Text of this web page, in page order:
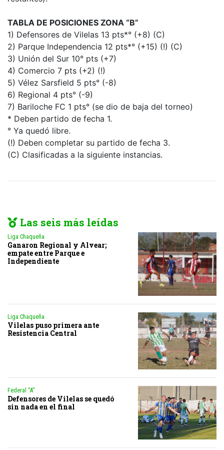
TABLA DE POSICIONES ZONA “B”
1) Defensores de Vilelas 13 pts*° (+8) (C)
2) Parque Independencia 12 pts*° (+15) (!) (C)
3) Unión del Sur 10° pts (+7)
4) Comercio 7 pts (+2) (!)
5) Vélez Sarsfield 5 pts° (-8)
6) Regional 4 pts° (-9)
7) Bariloche FC 1 pts° (se dio de baja del torneo)
* Deben partido de fecha 1.
° Ya quedó libre.
(!) Deben completar su partido de fecha 3.
(C) Clasificadas a la siguiente instancias.
Las seis más leídas
Liga Chaqueña
Ganaron Regional y Alvear;
empate entre Parque e
Independiente
Liga Chaqueña
Vilelas puso primera ante
Resistencia Central
Federal “A”
Defensores de Vilelas se quedó
sin nada en el final